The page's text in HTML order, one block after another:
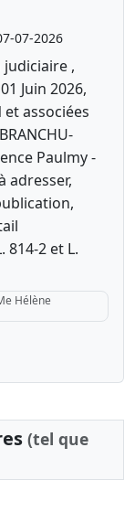
07-2026
,
Juin 2026,
associées
Paulmy -
adresser,
2 et L.
Hélène
(tel que